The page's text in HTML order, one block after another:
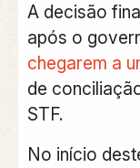
A decisão
após o
chegarem a
de
STF.
No início